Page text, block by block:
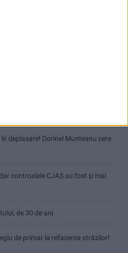
deplasare! Dorinel Munteanu cere
controalele CJAS au fost și mai
de 30 de ani
de primar la refacerea străzilor!